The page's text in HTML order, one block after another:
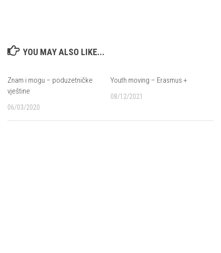
YOU MAY ALSO LIKE...
Znam i mogu – poduzetničke
vještine
06/03/2020
Youth moving – Erasmus +
08/12/2021